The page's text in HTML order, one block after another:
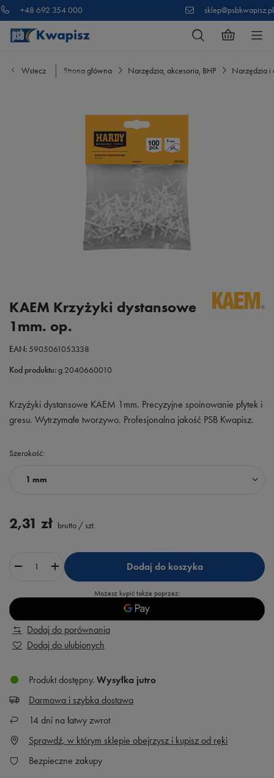
+48 692 354 000 sklep@psbkwapisz.pl
Wstecz Strona główna Narzędzia, akcesoria, BHP Narzędzia i
KAEM Krzyżyki dystansowe
1mm. op.
EAN:5905061053338
Kod produktu:g.2040660010
Krzyżyki dystansowe KAEM 1mm. Precyzyjne spoinowanie płytek i
gresu. Wytrzymałe tworzywo. Profesjonalna jakość PSB Kwapisz.
Szerokość
1 mm
2,31 zł brutto / szt.
Dodaj do koszyka
Możesz kupić także poprzez:
Dodaj do porównania
Dodaj do ulubionych
Produkt dostępny Wysyłka jutro
Darmowa i szybka dostawa
14 dni na łatwy zwrot
Sprawdź, w którym sklepie obejrzysz i kupisz od ręki
Bezpieczne zakupy